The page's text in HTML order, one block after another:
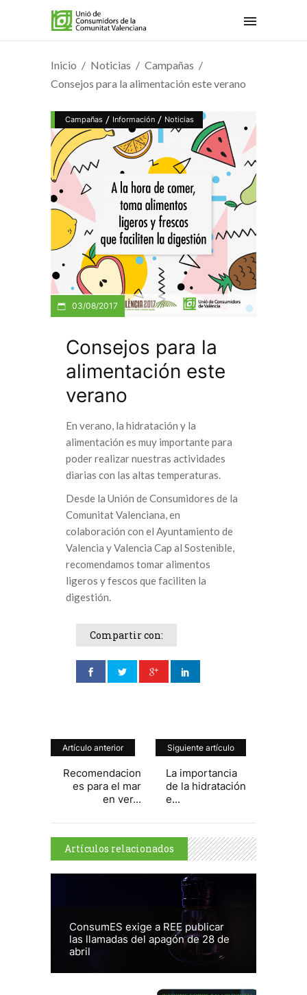
Inicio Noticias
Campañas
Consejos para la alimentación este verano
Campañas / Información / Noticias
03/08/2017
Consejos para la
alimentación este
verano
En verano, la hidratación y la
alimentación es muy importante para
poder realizar nuestras actividades
diarias con las altas temperaturas.
Desde la Unión de Consumidores de la
Comunitat Valenciana, en
colaboración con el Ayuntamiento de
Valencia y Valencia Cap al Sostenible,
recomendamos tomar alimentos
ligeros y fescos que faciliten la
digestión.
Compartir con:
Artículo anterior
Recomendacion
es para el mar
en ver...
Siguiente artículo
La importancia
de la hidratación
e...
Artículos relacionados
ConsumES exige a REE publicar
las llamadas del apagón de 28 de
abril